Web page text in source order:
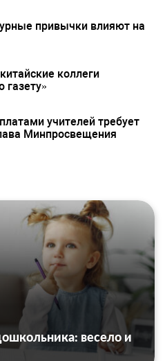
привычки влияют на
коллеги
газету»
учителей требует
Минпросвещения
весело и